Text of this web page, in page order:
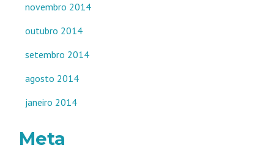
novembro 2014
outubro 2014
setembro 2014
agosto 2014
janeiro 2014
Meta